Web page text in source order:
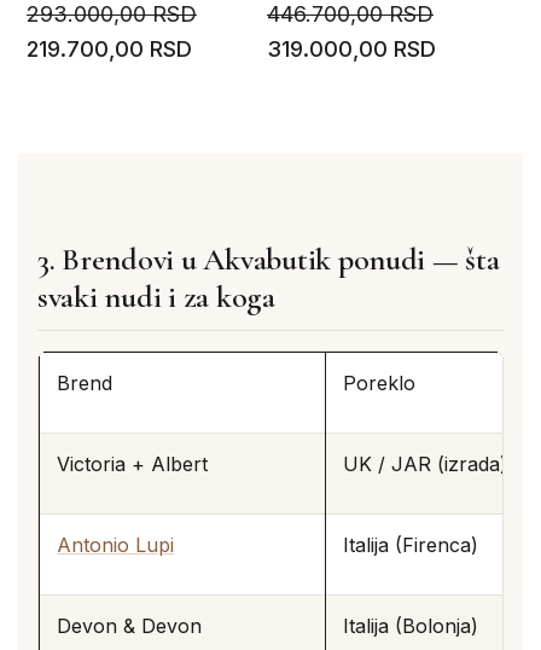
293.000,00 RSD
219.700,00 RSD
446.700,00 RSD
319.000,00 RSD
3. Brendovi u Akvabutik ponudi — šta
svaki nudi i za koga
Brend Poreklo
Victoria + Albert UK / JAR (izrada)
Antonio Lupi Italija (Firenca)
Devon & Devon Italija (Bolonja)